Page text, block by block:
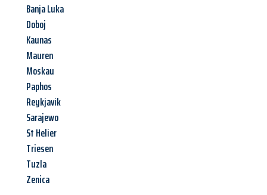
Banja Luka
Doboj
Kaunas
Mauren
Moskau
Paphos
Reykjavik
Sarajewo
St Helier
Triesen
Tuzla
Zenica